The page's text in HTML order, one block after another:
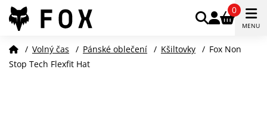
0
MENU
/ Volný čas / Pánské oblečení / Kšiltovky / Fox Non
Stop Tech Flexfit Hat